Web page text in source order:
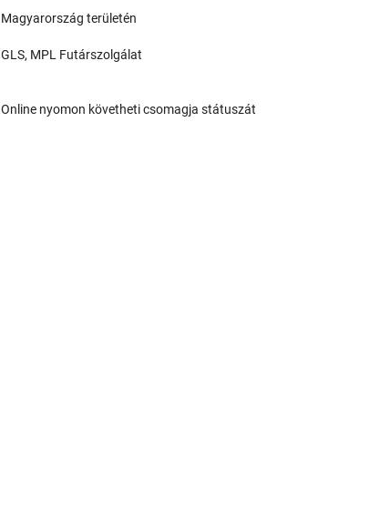
Magyarország területén
GLS, MPL Futárszolgálat
Online nyomon követheti csomagja státuszát